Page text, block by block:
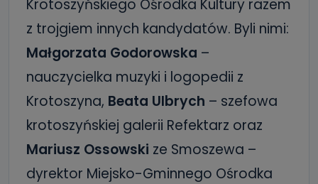
Krotoszyńskiego Ośrodka Kultury razem
z trojgiem innych kandydatów. Byli nimi:
Małgorzata Godorowska –
nauczycielka muzyki i logopedii z
Krotoszyna, Beata Ulbrych – szefowa
krotoszyńskiej galerii Refektarz oraz
Mariusz Ossowski ze Smoszewa –
dyrektor Miejsko-Gminnego Ośrodka